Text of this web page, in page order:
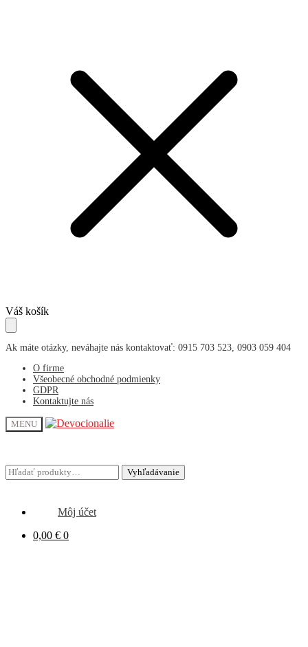
Skip
to
navigation
Skip
to
content
Váš košík
Ak máte otázky, neváhajte nás kontaktovať: 0915 703 523, 0903 059 404
O firme
Všeobecné obchodné podmienky
GDPR
Kontaktujte nás
MENU
Hľadať: Vyhľadávanie
Môj účet
0,00 € 0
Hľadať: Vyhľadávanie